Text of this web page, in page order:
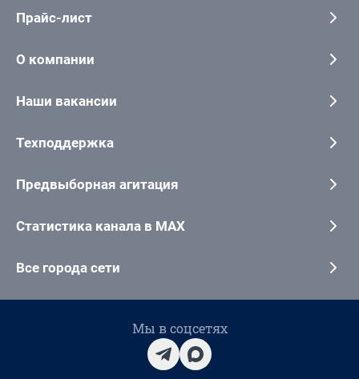
Прайс-лист
О компании
Наши вакансии
Техподдержка
Предвыборная агитация
Статистика канала в MAX
Все города сети
Мы в соцсетях